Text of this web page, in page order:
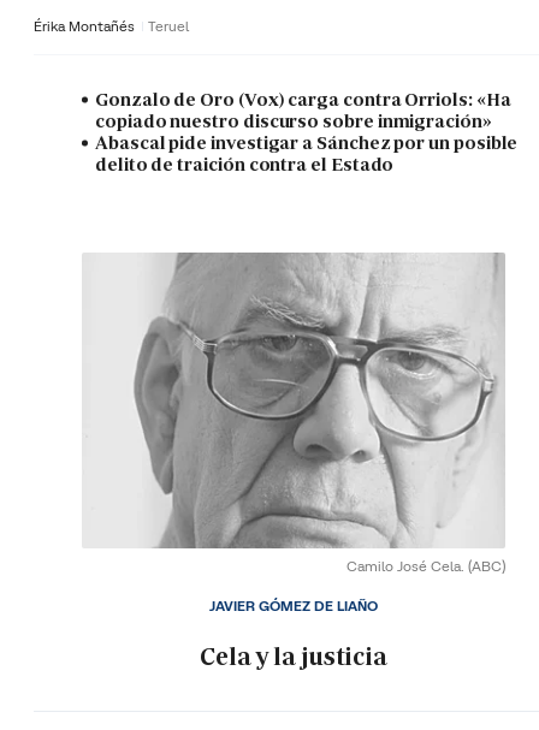
Érika Montañés Teruel
Gonzalo de Oro (Vox) carga contra Orriols: «Ha
copiado nuestro discurso sobre inmigración»
Abascal pide investigar a Sánchez por un posible
delito de traición contra el Estado
Camilo José Cela. (ABC)
Cela y la justicia
JAVIER GÓMEZ DE LIAÑO